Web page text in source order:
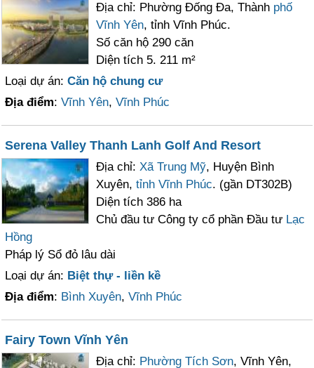
Địa chỉ: Phường Đống Đa, Thành phố
Vĩnh Yên, tỉnh Vĩnh Phúc.
Số căn hộ 290 căn
Diện tích 5. 211 m²
Loại dự án:Căn hộ chung cư
Địa điểm:Vĩnh Yên,Vĩnh Phúc
Serena Valley Thanh Lanh Golf And Resort
Địa chỉ:Xã Trung Mỹ, Huyện Bình
Xuyên,tỉnh Vĩnh Phúc. (gần DT302B)
Diện tích 386 ha
Chủ đầu tư Công ty cổ phần Đầu tư Lạc
Hồng
Pháp lý Sổ đỏ lâu dài
Loại dự án: Biệt thự - liền kề
Địa điểm: Bình Xuyên,Vĩnh Phúc
Fairy Town Vĩnh Yên
Địa chỉ: Phường Tích Sơn, Vĩnh Yên,